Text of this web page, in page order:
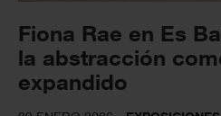
Fiona Rae en Es
la abstracción
expandido